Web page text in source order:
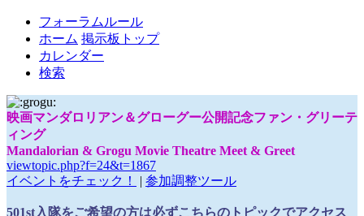
フォーラムルール
ホーム 掲示板トップ
カレンダー
検索
映画マンダロリアン＆グローグー公開記念ファン・グリーテ
ィング
Mandalorian & Grogu Movie Theatre Meet & Greet
viewtopic.php?f=24&t=1867
イベントをチェック！
参加調整ツール
501st入隊をご希望の方は必ずこちらのトピックでアクセス